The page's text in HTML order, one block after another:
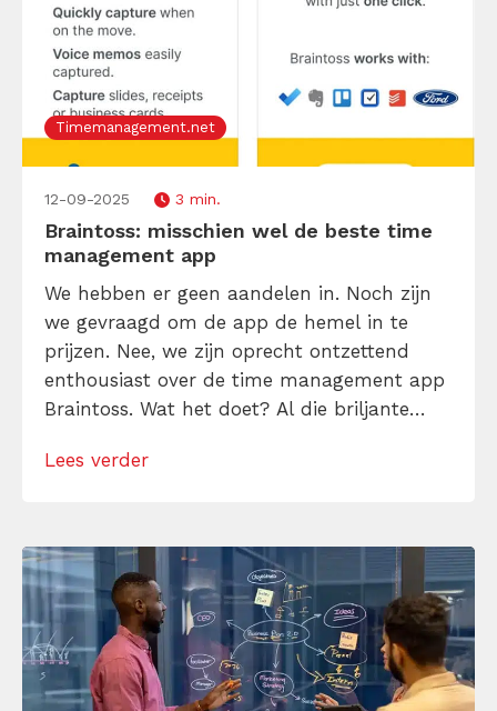
Timemanagement.net
12-09-2025 3 min.
Braintoss: misschien wel de beste time
management app
We hebben er geen aandelen in. Noch zijn
we gevraagd om de app de hemel in te
prijzen. Nee, we zijn oprecht ontzettend
enthousiast over de time management app
Braintoss. Wat het doet? Al die briljante
ingevingen, ideeën en hersenspinsels op één
Lees verder